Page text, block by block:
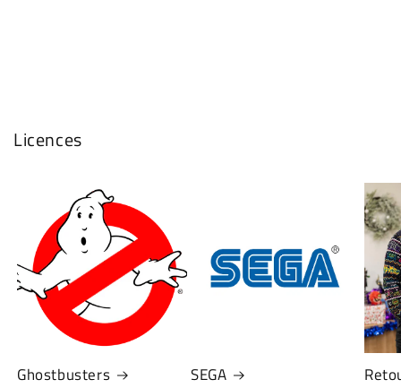
Licences
Ghostbusters SEGA